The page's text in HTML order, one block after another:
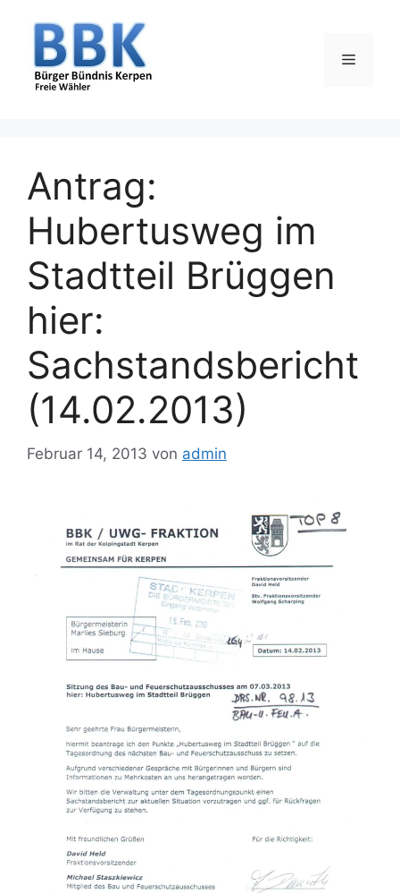
springen
Menü
Antrag:
Hubertusweg im
Stadtteil Brüggen
hier:
Sachstandsbericht
(14.02.2013)
Februar 14, 2013 von admin